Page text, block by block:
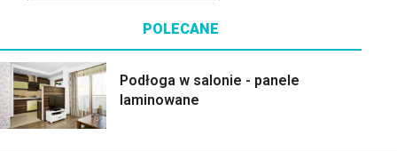
POLECANE
Podłoga w salonie - panele
laminowane